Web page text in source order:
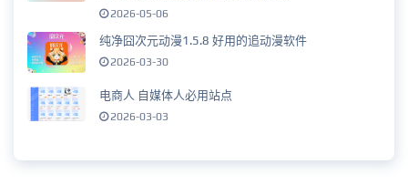
2026-05-06
纯净囧次元动漫1.5.8 好用的追动漫软件
2026-03-30
电商人 自媒体人必用站点
2026-03-03